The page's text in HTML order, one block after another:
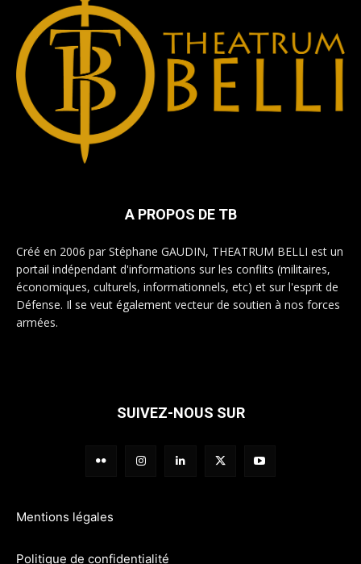
A PROPOS DE TB
Créé en 2006 par Stéphane GAUDIN, THEATRUM BELLI est un
portail indépendant d'informations sur les conflits (militaires,
économiques, culturels, informationnels, etc) et sur l'esprit de
Défense. Il se veut également vecteur de soutien à nos forces
armées.
SUIVEZ-NOUS SUR
Mentions légales
Politique de confidentialité